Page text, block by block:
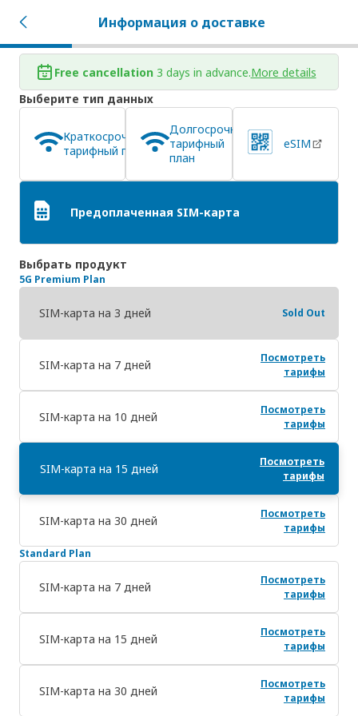
Информация о доставке
Free cancellation 3 days in advance.More details
Выберите тип данных
Краткосрочный
тарифный план
Долгосрочный
тарифный
план
eSIM
Предоплаченная SIM-карта
Выбрать продукт
5G Premium Plan
SIM-карта на 3 дней Sold Out
SIM-карта на 7 дней
Посмотреть
тарифы
SIM-карта на 10 дней
Посмотреть
тарифы
SIM-карта на 15 дней
Посмотреть
тарифы
SIM-карта на 30 дней
Посмотреть
тарифы
Standard Plan
SIM-карта на 7 дней
Посмотреть
тарифы
SIM-карта на 15 дней
Посмотреть
тарифы
SIM-карта на 30 дней
Посмотреть
тарифы